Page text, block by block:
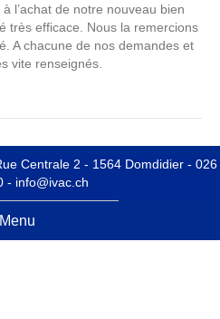
l’achat de notre nouveau bien
très efficace. Nous la remercions
A chacune de nos demandes et
vite renseignés.
Centrale 2 - 1564 Domdidier - 026
- info@ivac.ch
Menu